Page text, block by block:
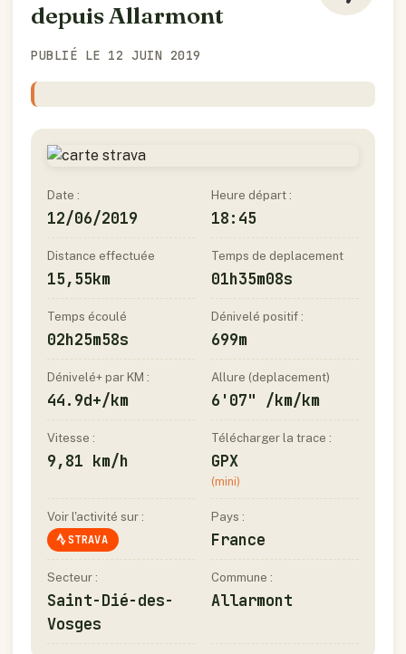
depuis Allarmont
PUBLIÉ LE 12 JUIN 2019
Date :
12/06/2019
Heure départ :
18:45
Distance effectuée
15,55km
Temps de deplacement
01h35m08s
Temps écoulé
02h25m58s
Dénivelé positif :
699m
Dénivelé+ par KM :
44.9d+/km
Allure (deplacement)
6'07" /km/km
Vitesse :
9,81 km/h
Télécharger la trace :
GPX
(mini)
Voir l'activité sur :
STRAVA
Pays :
France
Secteur :
Saint-Dié-des-
Vosges
Commune :
Allarmont